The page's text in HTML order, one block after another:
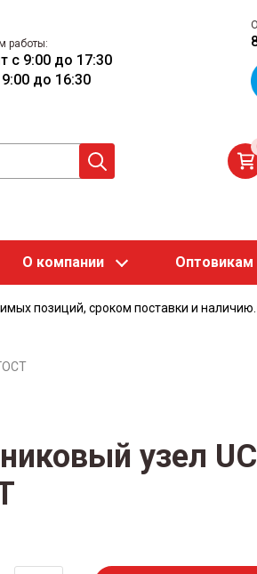
работы:
с 9:00 до 17:30
9:00 до 16:30
О компании Оптовикам
позиций, сроком поставки и наличию.
узел